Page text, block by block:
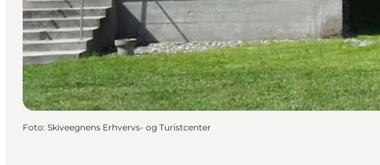
Foto: Skiveegnens Erhvervs- og Turistcenter